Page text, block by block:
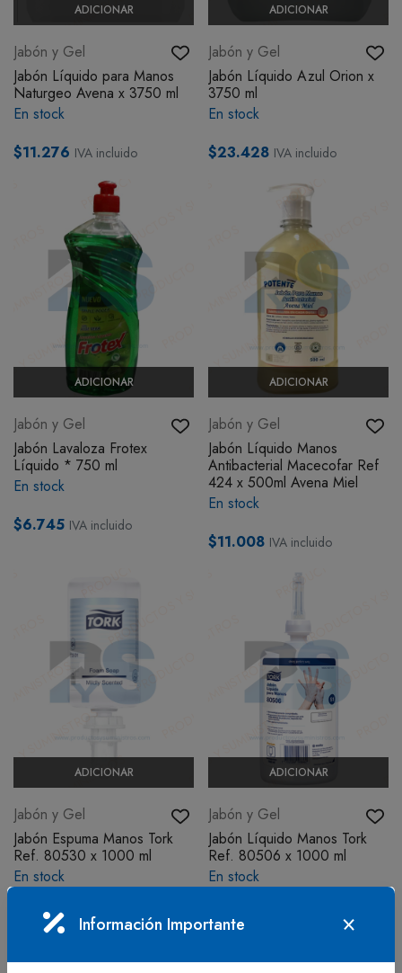
ADICIONAR
Jabón y Gel
Jabón Líquido para Manos
Naturgeo Avena x 3750 ml
En stock
$11.276 IVA incluido
ADICIONAR
Jabón y Gel
Jabón Líquido Azul Orion x
3750 ml
En stock
$23.428 IVA incluido
ADICIONAR
Jabón y Gel
Jabón Lavaloza Frotex
Líquido * 750 ml
En stock
$6.745 IVA incluido
ADICIONAR
Jabón y Gel
Jabón Líquido Manos
Antibacterial Macecofar Ref
424 x 500ml Avena Miel
En stock
$11.008 IVA incluido
ADICIONAR
Jabón y Gel
Jabón Espuma Manos Tork
Ref. 80530 x 1000 ml
En stock
$80.301
IVA incluido
ADICIONAR
Jabón y Gel
Jabón Líquido Manos Tork
Ref. 80506 x 1000 ml
En stock
$44.906
Información Importante